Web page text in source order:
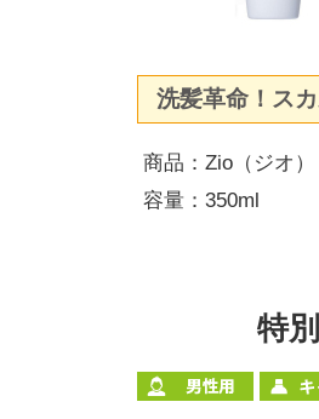
洗髪革命！ス
商品：Zio（ジオ）
容量：350ml
特